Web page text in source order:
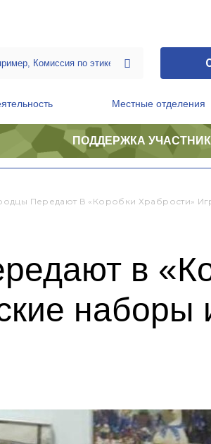
Местные отделения
ПОДДЕРЖКА
Передают В «Коробки Храбрости»
в
наборы